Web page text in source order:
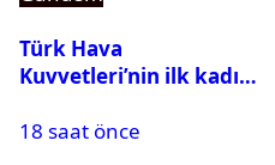
Türk Hava
Kuvvetleri’nin ilk kadın
Karapınar hakkında
18 saat önce